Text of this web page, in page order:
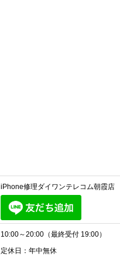
iPhone修理ダイワンテレコム朝霞店
10:00～20:00（最終受付 19:00）
定休日： 年中無休